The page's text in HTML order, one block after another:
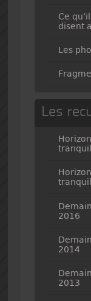
Ce
disent
Les
Les
2016
2014
2013